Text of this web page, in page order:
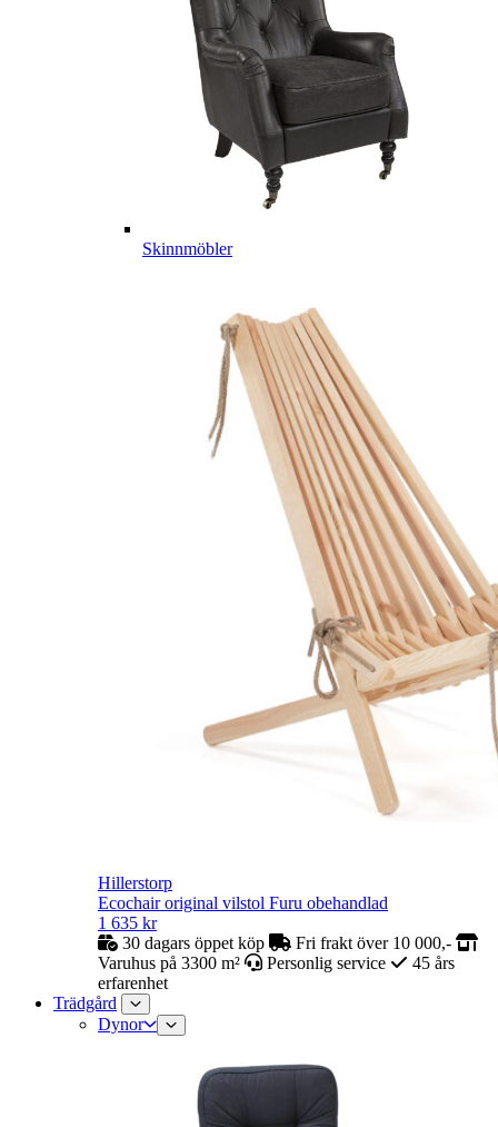
Skinnmöbler
Hillerstorp
Ecochair original vilstol Furu obehandlad
1 635 kr
30 dagars öppet köp
Fri frakt över 10 000,-
Varuhus på 3300 m²
Personlig service
45 års
erfarenhet
Trädgård
Dynor